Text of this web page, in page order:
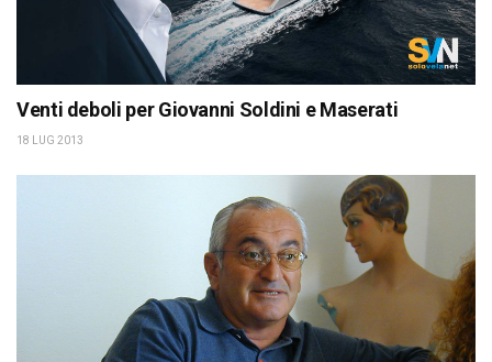
Venti deboli per Giovanni Soldini e Maserati
18 LUG 2013